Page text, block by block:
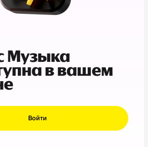
Музыка
в вашем
Войти